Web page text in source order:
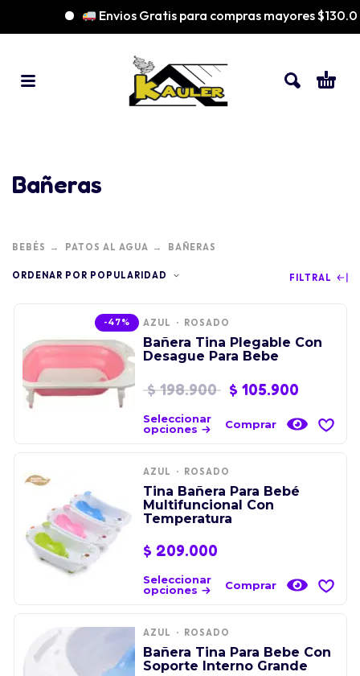
Envios Gratis para compras mayores
Bañeras
BEBÉS PATOS AL AGUA BAÑERAS
ORDENAR POR POPULARIDAD FILTRAL
-47% AZUL ROSADO
Bañera Tina Plegable Con
Desague Para Bebe
$198.900 $ 105.900
Seleccionar
opciones
Comprar
AZUL ROSADO
Tina Bañera Para Bebé
Multifuncional Con
Temperatura
$ 209.000
Seleccionar
opciones
Comprar
AZUL ROSADO
Bañera Tina Para Bebe Con
Soporte Interno Grande